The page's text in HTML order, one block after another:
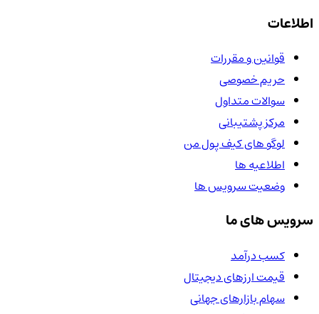
اطلاعات
قوانین و مقررات
حریم خصوصی
سوالات متداول
مرکز پشتیبانی
لوگو های کیف پول من
اطلاعیه ها
وضعیت سرویس ها
سرویس های ما
کسب درآمد
قیمت ارزهای دیجیتال
سهام بازارهای جهانی